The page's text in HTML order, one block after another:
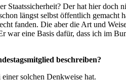
Der hat hier doch
längst selbst öffentlich gemacht
fanden. Die aber die Art und
war eine Basis dafür, dass ich im
beschreiben?
solchen Denkweise hat.